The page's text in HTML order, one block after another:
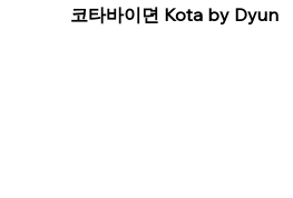
코타바이뎐 Kota by Dyun